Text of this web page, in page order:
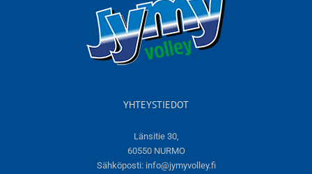
YHTEYSTIEDOT
Länsitie 30,
60550 NURMO
Sähköposti: info@jymyvolley.fi